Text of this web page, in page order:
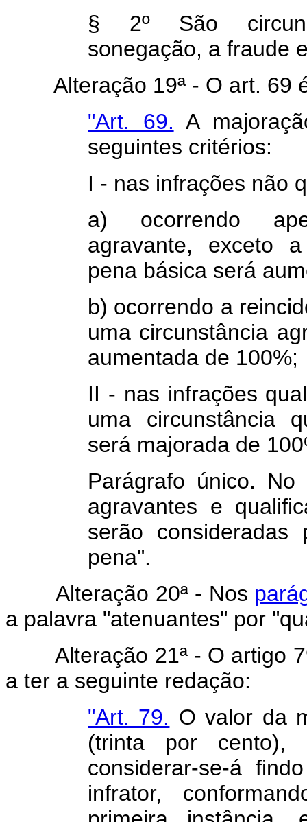
§ 2º São
sonegação, a fraude
Alteração 19ª - O art. 69 é
"Art. 69. A
seguintes critérios:
I - nas infrações não
a) ocorrendo
agravante, exceto
pena básica será
b) ocorrendo a
uma circunstância
aumentada de 100%;
II - nas infrações
uma circunstância
será majorada de
Parágrafo único. No
agravantes e
serão
pena".
Alteração 20ª - Nos
a palavra "atenuantes" por
Alteração 21ª - O artigo
a ter a seguinte redação:
"Art. 79. O valor da
(trinta por cento),
considerar-se-á
infrator,